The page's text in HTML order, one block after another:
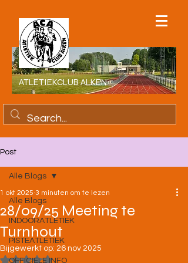
ATLETIEKCLUB ALKEN
Post
Alle Blogs
INDOORATLETIEK
PISTEATLETIEK
OFFICIELE INFO
Alle Blogs
28/09/25 Meeting te
Turnhout
1 okt 2025 3 minuten om te lezen
Bijgewerkt op: 26 nov 2025
Beoordeeld met NaN uit 5 sterren.